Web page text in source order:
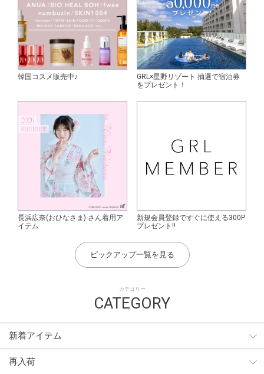
カテゴリー
CATEGORY
新着アイテム
再入荷
韓国コスメ販売中♪
GRL×星野リゾート 抽選で宿泊券
をプレゼント！
長浜広奈(おひなさま) さん着用ア
イテム
新規会員登録ですぐに使える300P
プレゼント!!
ピックアップ一覧を見る